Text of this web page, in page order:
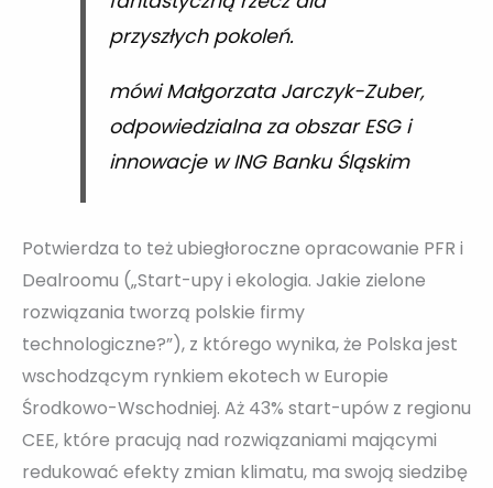
przyszłych pokoleń.
mówi Małgorzata Jarczyk-Zuber,
odpowiedzialna za obszar ESG i
innowacje w ING Banku Śląskim
Potwierdza to też ubiegłoroczne opracowanie PFR i
Dealroomu („Start-upy i ekologia. Jakie zielone
rozwiązania tworzą polskie firmy
technologiczne?”), z którego wynika, że Polska jest
wschodzącym rynkiem ekotech w Europie
Środkowo-Wschodniej. Aż 43% start-upów z regionu
CEE, które pracują nad rozwiązaniami mającymi
redukować efekty zmian klimatu, ma swoją siedzibę